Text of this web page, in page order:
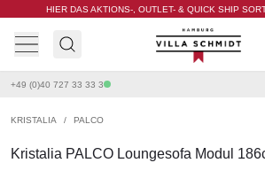
HIER DAS AKTIONS-, OUTLET- & QUICK SHIP
Villa Schmidt
+49 (0)40 727 33 33 3
KRISTALIA / PALCO
Kristalia PALCO Loungesofa Modul